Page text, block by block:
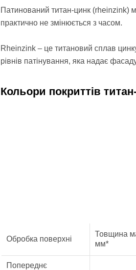
Патинований титан-цинк (rheinzink)
практично не змінюється з часом.
Rheinzink – це титановий сплав
рівнів патінування, яка надає фасаду
Кольори покриттів
Обробка поверхні
Товщина
мм*
Попереднє